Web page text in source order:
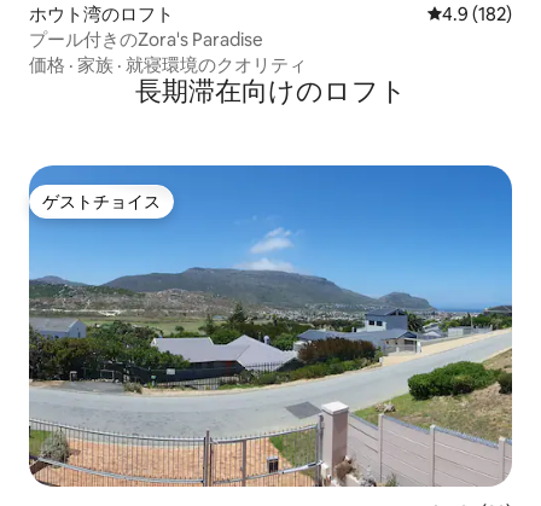
ホウト湾のロフト レビュー182
4.9 (182)
プール付きのZora's Paradise
価格 · 家族 · 就寝環境のクオリティ
長期滞在向けのロフト
ゲストチョイス
ゲストチョイス